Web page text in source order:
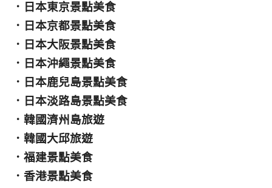
． 日本東京景點美食
． 日本京都景點美食
． 日本大阪景點美食
． 日本沖繩景點美食
． 日本鹿兒島景點美食
． 日本淡路島景點美食
． 韓國濟州島旅遊
． 韓國大邱旅遊
． 福建景點美食
． 香港景點美食